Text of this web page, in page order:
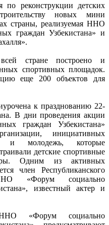
реконструкции детских
новых мини
страны, реализуемая ННО
граждан Узбекистана» и
стране построено и
спортивных площадок.
еще 200 объектов для
к празднованию 22-
В дни проведения акции
граждан Узбекистана»
инициативных
и молодежь, которые
детские спортивные
Одним из активных
член Республиканского
«Форум социально
известный актер и
«Форум социально